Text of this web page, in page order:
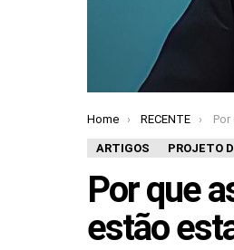
You are here:
Home RECENTE Por
ARTIGOS PROJETO
Por que
estão